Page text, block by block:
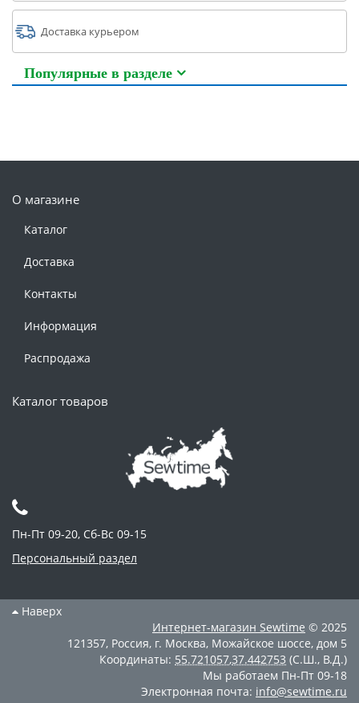
Доставка курьером
Популярные в разделе
О магазине
Каталог
Доставка
Контакты
Информация
Распродажа
Каталог товаров
Пн-Пт 09-20, Сб-Вс 09-15
Персональный раздел
Наверх
Интернет-магазин Sewtime © 2025
121357, Россия, г. Москва, Можайское шоссе, дом 5
Координаты: 55.721057,37.442753 (С.Ш., В.Д.)
Мы работаем Пн-Пт 09-18
Электронная почта: info@sewtime.ru